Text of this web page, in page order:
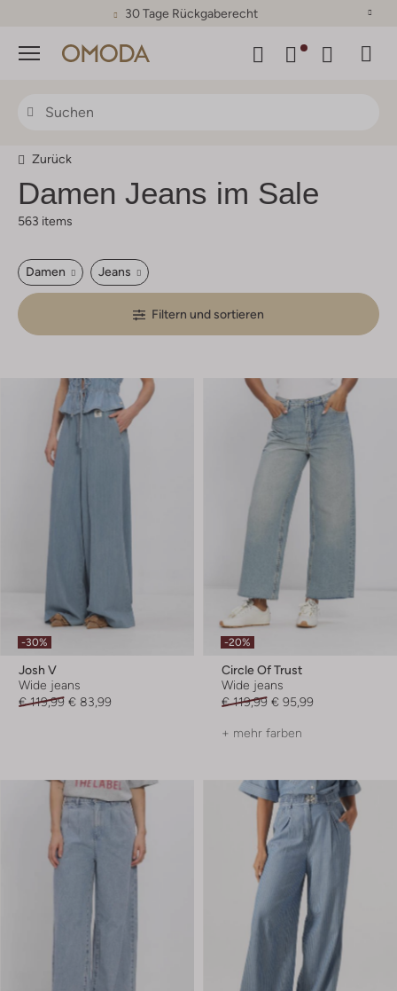
30 Tage Rückgaberecht
Menü
Zurück
Damen Jeans im Sale
563 items
Damen Jeans
Filtern und sortieren
-30%
Josh V
Wide jeans
€ 119,99 € 83,99
-20%
Circle Of Trust
Wide jeans
€ 119,99 € 95,99
+ mehr farben